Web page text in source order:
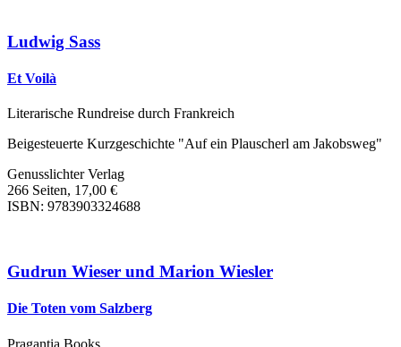
Ludwig Sass
Et Voilà
Literarische Rundreise durch Frankreich
Beigesteuerte Kurzgeschichte "Auf ein Plauscherl am Jakobsweg"
Genusslichter Verlag
266 Seiten, 17,00 €
ISBN: 9783903324688
Gudrun Wieser und Marion Wiesler
Die Toten vom Salzberg
Pragantia Books